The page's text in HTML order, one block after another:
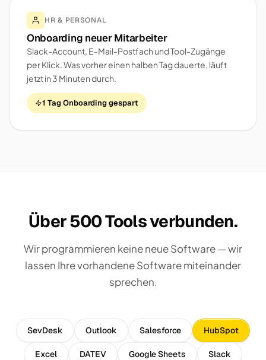
HR & PERSONAL
Onboarding neuer Mitarbeiter
Slack-Account, E-Mail-Postfach und Tool-Zugänge
per Klick. Was vorher einen halben Tag dauerte, läuft
jetzt in 3 Minuten durch.
1 Tag Onboarding gespart
Über 500 Tools verbunden.
Wir programmieren keine neue Software — wir
lassen Ihre vorhandene Software miteinander
sprechen.
SevDesk Outlook Salesforce HubSpot
Excel DATEV Google Sheets Slack